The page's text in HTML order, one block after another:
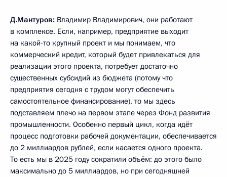
Д.Мантуров: Владимир Владимирович, они работают
в комплексе. Если, например, предприятие выходит
на какой-то крупный проект и мы понимаем, что
коммерческий кредит, который будет привлекаться для
реализации этого проекта, потребует достаточно
существенных субсидий из бюджета (потому что
предприятия сегодня с трудом могут обеспечить
самостоятельное финансирование), то мы здесь
подставляем плечо на первом этапе через Фонд развития
промышленности. Особенно первый цикл, когда идёт
процесс подготовки рабочей документации, обеспечивается
до 2 миллиардов рублей, если касается одного проекта.
То есть мы в 2025 году сократили объём: до этого было
максимально до 5 миллиардов, но при сегодняшней